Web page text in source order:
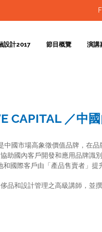
設計2017 節目概覽 演講
CAPITAL ／中
中國市場高象徵價值品牌，在
助國內客戶開發和應用品牌識
國際客戶由「產品售賣者」提
品和設計管理之高級講師，並